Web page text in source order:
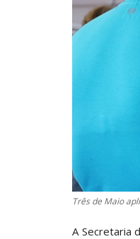
Três de Maio
A Secretaria